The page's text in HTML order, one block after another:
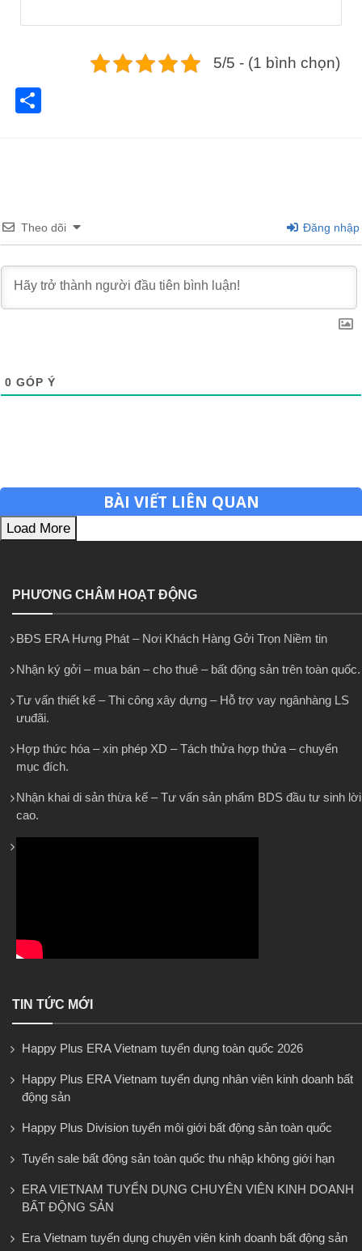
5/5 - (1 bình chọn)
Theo dõi Đăng nhập
0 GÓP Ý
BÀI VIẾT LIÊN QUAN
Load More
PHƯƠNG CHÂM HOẠT ĐỘNG
BĐS ERA Hưng Phát – Nơi Khách Hàng Gởi Trọn Niềm tin
Nhận ký gởi – mua bán – cho thuê – bất động sản trên toàn quốc.
Tư vấn thiết kế – Thi công xây dựng – Hỗ trợ vay ngânhàng LS
ưuđãi.
Hợp thức hóa – xin phép XD – Tách thửa hợp thửa – chuyển
mục đích.
Nhận khai di sản thừa kế – Tư vấn sản phẩm BDS đầu tư sinh lời
cao.
TIN TỨC MỚI
Happy Plus ERA Vietnam tuyển dụng toàn quốc 2026
Happy Plus ERA Vietnam tuyển dụng nhân viên kinh doanh bất
động sản
Happy Plus Division tuyển môi giới bất động sản toàn quốc
Tuyển sale bất động sản toàn quốc thu nhập không giới hạn
ERA VIETNAM TUYỂN DỤNG CHUYÊN VIÊN KINH DOANH
BẤT ĐỘNG SẢN
Era Vietnam tuyển dụng chuyên viên kinh doanh bất động sản